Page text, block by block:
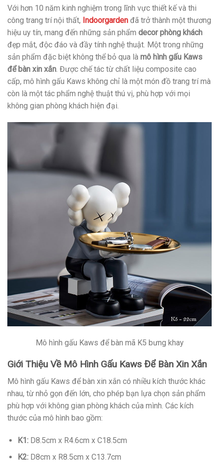
Với hơn 10 năm kinh nghiệm trong lĩnh vực thiết kế và thi
công trang trí nội thất, Indoorgarden đã trở thành một thương
hiệu uy tín, mang đến những sản phẩm decor phòng khách
đẹp mắt, độc đáo và đầy tính nghệ thuật. Một trong những
sản phẩm đặc biệt không thể bỏ qua là mô hình gấu Kaws
để bàn xin xắn. Được chế tác từ chất liệu composite cao
cấp, mô hình gấu Kaws không chỉ là một món đồ trang trí mà
còn là một tác phẩm nghệ thuật thú vị, phù hợp với mọi
không gian phòng khách hiện đại.
Mô hình gấu Kaws để bàn mã K5 bưng khay
Giới Thiệu Về Mô Hình Gấu Kaws Để Bàn Xin Xắn
Mô hình gấu Kaws để bàn xin xắn có nhiều kích thước khác
nhau, từ nhỏ gọn đến lớn, cho phép bạn lựa chọn sản phẩm
phù hợp với không gian phòng khách của mình. Các kích
thước của mô hình bao gồm:
K1:D8.5cm x R4.6cm x C18.5cm
K2:D8cm x R8.5cm x C13.7cm